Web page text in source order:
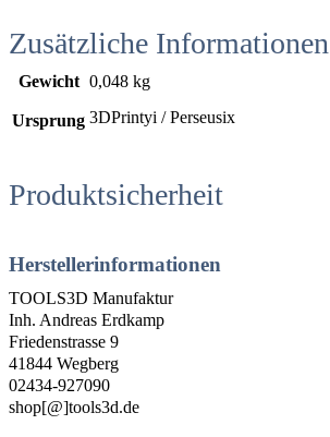
Zusätzliche Informationen
Gewicht 0,048 kg
Ursprung 3DPrintyi / Perseusix
Produktsicherheit
Herstellerinformationen
TOOLS3D Manufaktur
Inh. Andreas Erdkamp
Friedenstrasse 9
41844 Wegberg
02434-927090
shop[@]tools3d.de